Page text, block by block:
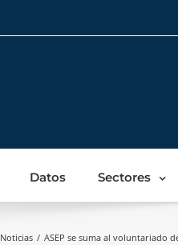
Datos Sectores
Noticias / ASEP se suma al voluntariado